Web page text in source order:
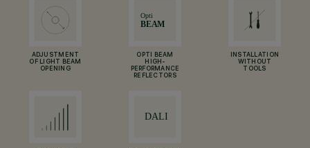
ADJUSTMENT
OF LIGHT BEAM
OPENING
OPTI BEAM
HIGH-
PERFORMANCE
REFLECTORS
INSTALLATION
WITHOUT
TOOLS